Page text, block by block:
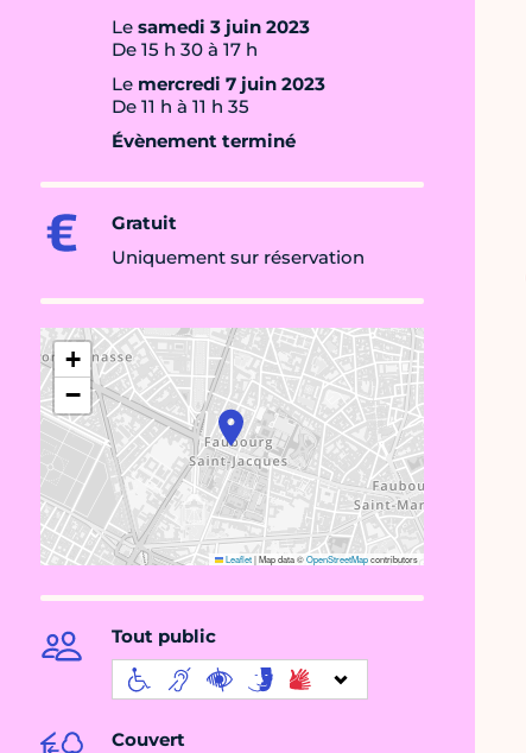
Le samedi 3 juin 2023
De 15 h 30 à 17 h
Le mercredi 7 juin 2023
De 11 h à 11 h 35
Évènement terminé
Gratuit
Uniquement sur réservation
+
−
Leaflet|Map data ©OpenStreetMapcontributors
Tout public
Couvert